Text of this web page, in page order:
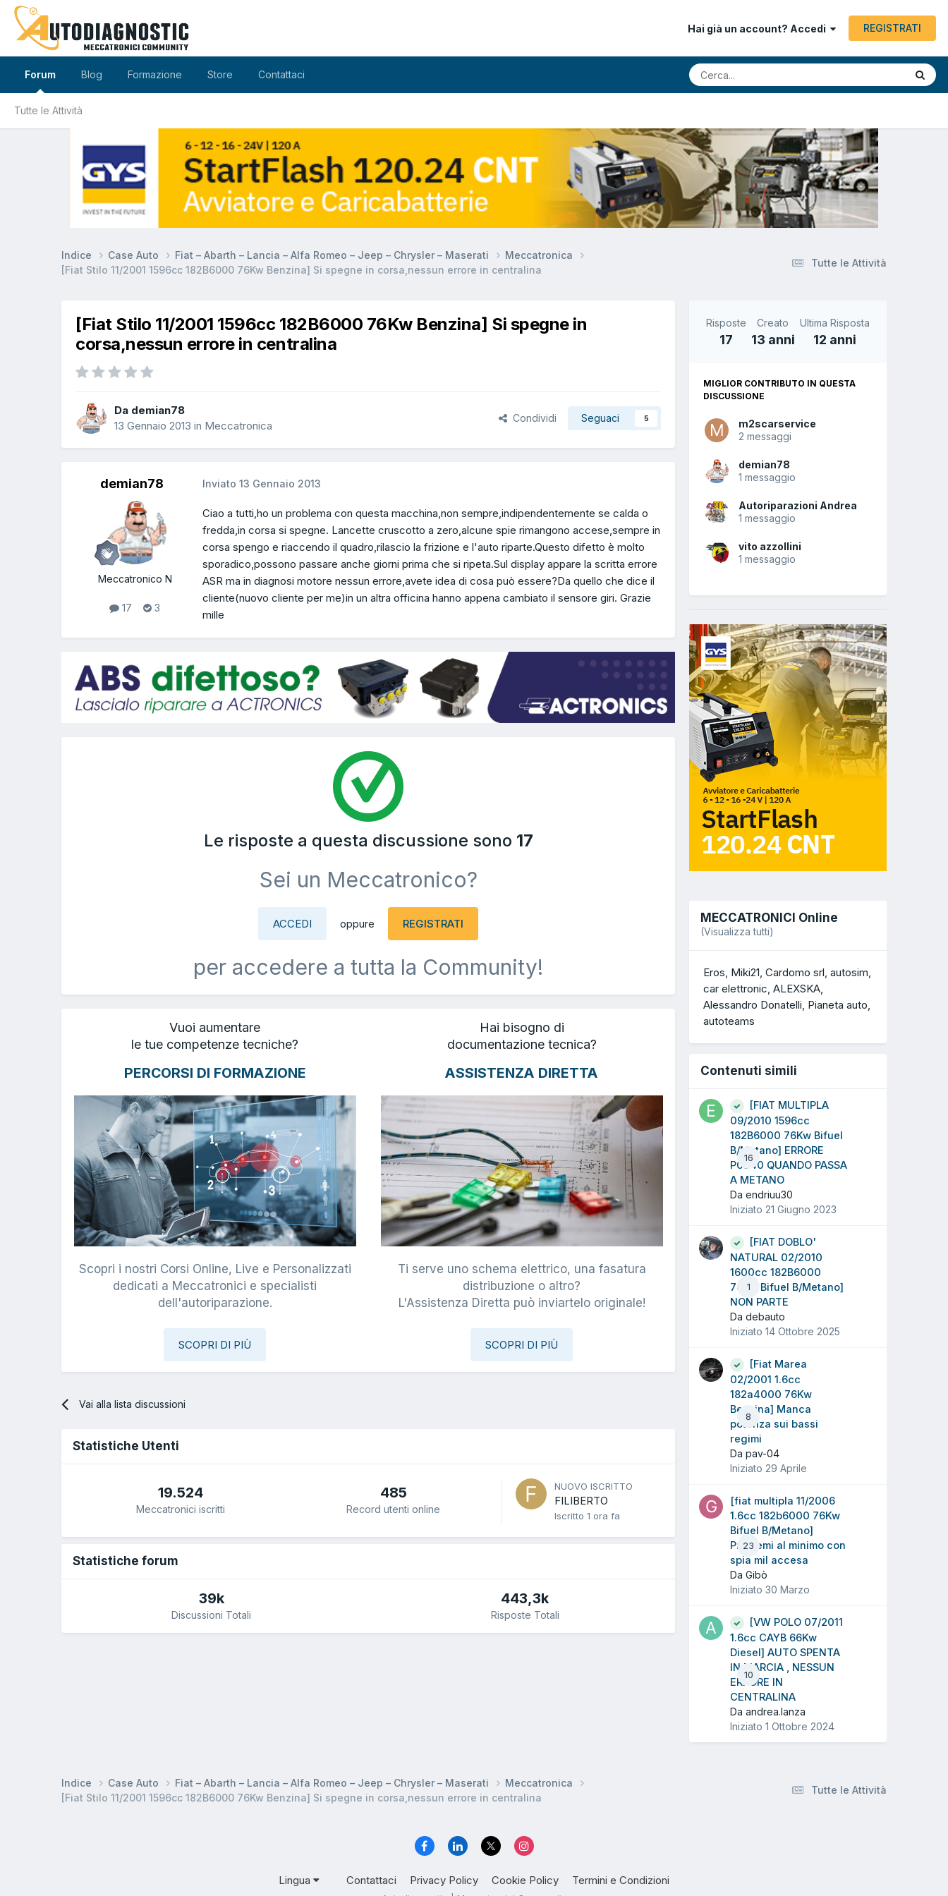
Hai già un account? Accedi REGISTRATI
Forum
Tutte le Attività
Blog Formazione Store Contattaci
Tutte le Attività
Indice Case Auto Fiat – Abarth – Lancia – Alfa Romeo – Jeep – Chrysler – Maserati
Meccatronica
[Fiat Stilo 11/2001 1596cc 182B6000 76Kw Benzina] Si spegne in corsa,nessun errore in centralina
[Fiat Stilo 11/2001 1596cc 182B6000 76Kw Benzina] Si spegne in
corsa,nessun errore in centralina
Da demian78
13 Gennaio 2013 in Meccatronica
Condividi Seguaci 5
demian78
Meccatronico N
17 3
Inviato 13 Gennaio 2013
Ciao a tutti,ho un problema con questa macchina,non sempre,indipendentemente se calda o
fredda,in corsa si spegne. Lancette cruscotto a zero,alcune spie rimangono accese,sempre in
corsa spengo e riaccendo il quadro,rilascio la frizione e l'auto riparte.Questo difetto è molto
sporadico,possono passare anche giorni prima che si ripeta.Sul display appare la scritta errore
ASR ma in diagnosi motore nessun errore,avete idea di cosa può essere?Da quello che dice il
cliente(nuovo cliente per me)in un altra officina hanno appena cambiato il sensore giri. Grazie
mille
Le risposte a questa discussione sono 17
Sei un Meccatronico?
ACCEDI oppure REGISTRATI
per accedere a tutta la Community!
Vuoi aumentare
le tue competenze tecniche?
PERCORSI DI FORMAZIONE
Scopri i nostri Corsi Online, Live e Personalizzati
dedicati a Meccatronici e specialisti
dell'autoriparazione.
SCOPRI DI PIÙ
Hai bisogno di
documentazione tecnica?
ASSISTENZA DIRETTA
Ti serve uno schema elettrico, una fasatura
distribuzione o altro?
L'Assistenza Diretta può inviartelo originale!
SCOPRI DI PIÙ
Vai alla lista discussioni
Statistiche Utenti
19.524
Meccatronici iscritti
485
Record utenti online
NUOVO ISCRITTO
FILIBERTO
Iscritto 1 ora fa
Statistiche forum
39k
Discussioni Totali
443,3k
Risposte Totali
Risposte
17
Creato
13 anni
Ultima Risposta
12 anni
MIGLIOR CONTRIBUTO IN QUESTA
DISCUSSIONE
m2scarservice
2 messaggi
demian78
1 messaggio
Autoriparazioni Andrea
1 messaggio
vito azzollini
1 messaggio
MECCATRONICI Online
(Visualizza tutti)
Eros Miki21 Cardomo srl autosim
car elettronic ALEXSKA
Alessandro Donatelli Pianeta auto
autoteams
Contenuti simili
16
[FIAT MULTIPLA
09/2010 1596cc
182B6000 76Kw Bifuel
B/Metano] ERRORE
P0340 QUANDO PASSA
A METANO
Da endriuu30
Iniziato 21 Giugno 2023
1
[FIAT DOBLO'
NATURAL 02/2010
1600cc 182B6000
76Kw Bifuel B/Metano]
NON PARTE
Da debauto
Iniziato 14 Ottobre 2025
8
[Fiat Marea
02/2001 1.6cc
182a4000 76Kw
Benzina] Manca
potenza sui bassi
regimi
Da pav-04
Iniziato 29 Aprile
23
[fiat multipla 11/2006
1.6cc 182b6000 76Kw
Bifuel B/Metano]
Problemi al minimo con
spia mil accesa
Da Gibò
Iniziato 30 Marzo
10
[VW POLO 07/2011
1.6cc CAYB 66Kw
Diesel] AUTO SPENTA
IN MARCIA , NESSUN
ERRORE IN
CENTRALINA
Da andrea.lanza
Iniziato 1 Ottobre 2024
Tutte le Attività
Indice Case Auto Fiat – Abarth – Lancia – Alfa Romeo – Jeep – Chrysler – Maserati
Meccatronica
[Fiat Stilo 11/2001 1596cc 182B6000 76Kw Benzina] Si spegne in corsa,nessun errore in centralina
Lingua Contattaci Privacy Policy Cookie Policy Termini e Condizioni